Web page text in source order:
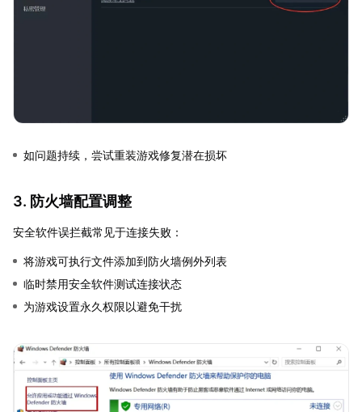
如问题持续，尝试重装游戏修复潜在损坏
3. 防火墙配置调整
安全软件误拦截常见于连接失败：
将游戏可执行文件添加到防火墙例外列表
临时禁用安全软件测试连接状态
为游戏设置永久权限以避免干扰